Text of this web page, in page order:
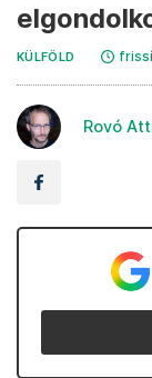
KÜLFÖLD
Rovó